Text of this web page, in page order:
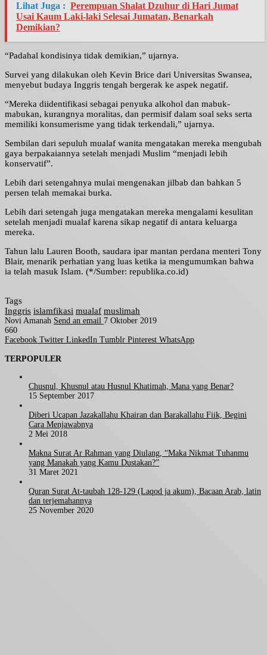
Lihat Juga : Perempuan Shalat Dzuhur di Hari Jumat
Usai Kaum Laki-laki Selesai Jumatan, Benarkah
Demikian?
“Padahal kondisinya tidak demikian,” ujarnya.
Survei yang dilakukan oleh Kevin Brice dari Universitas Swansea,
menyebut budaya Inggris tengah bergerak ke aspek negatif.
“Mereka diidentifikasi sebagai penyuka alkohol dan mabuk-
mabukan, kurangnya moralitas, dan permisif dalam soal seks serta
memiliki konsumerisme yang tidak terkendali,” ujarnya.
Sembilan dari sepuluh mualaf wanita mengatakan mereka mengubah
gaya berpakaiannya setelah menjadi Muslim “menjadi lebih
konservatif”.
Lebih dari setengahnya mulai mengenakan jilbab dan bahkan 5
persen telah memakai burka.
Lebih dari setengah juga mengatakan mereka mengalami kesulitan
setelah menjadi mualaf karena sikap negatif di antara keluarga
mereka.
Tahun lalu Lauren Booth, saudara ipar mantan perdana menteri Tony
Blair, menarik perhatian yang luas ketika ia mengumumkan bahwa
ia telah masuk Islam. (*/Sumber: republika.co.id)
Tags
Inggris islamfikasi mualaf muslimah
Novi Amanah Send an email 7 Oktober 2019
660
Facebook Twitter LinkedIn Tumblr Pinterest WhatsApp
TERPOPULER
Chusnul, Khusnul atau Husnul Khatimah, Mana yang Benar?
15 September 2017
Diberi Ucapan Jazakallahu Khairan dan Barakallahu Fiik, Begini
Cara Menjawabnya
2 Mei 2018
Makna Surat Ar Rahman yang Diulang, “Maka Nikmat Tuhanmu
yang Manakah yang Kamu Dustakan?”
31 Maret 2021
Quran Surat At-taubah 128-129 (Laqod ja akum), Bacaan Arab, latin
dan terjemahannya
25 November 2020